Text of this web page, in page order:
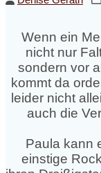
Wenn ein
nicht nur
sondern vor
kommt da
leider nicht
auch die
Paula kann
einstige